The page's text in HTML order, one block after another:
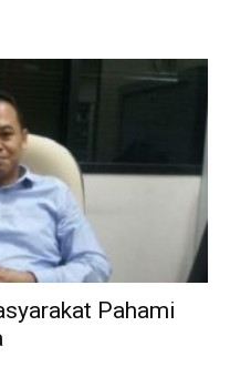
Pahami